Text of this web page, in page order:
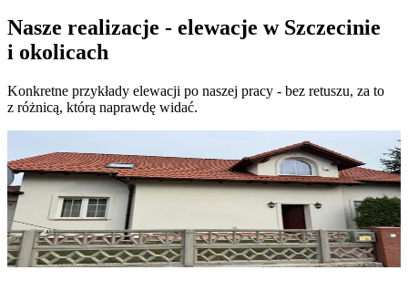
Nasze realizacje - elewacje w Szczecinie
i okolicach
Konkretne przykłady elewacji po naszej pracy - bez retuszu, za to
z różnicą, którą naprawdę widać.
PrzedPo
Mycie i malowanie elewacji domu jednorodzinnego
Mycie ciśnieniowe, naprawa ubytków i malowanie agregatem.
Goleniów